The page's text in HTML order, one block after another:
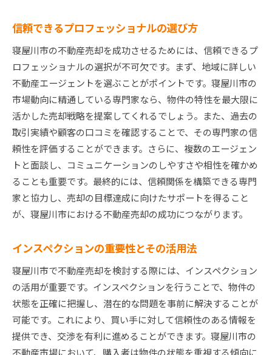
信頼できるプロフェッショナルの選び方
寝屋川市の不動産売却を成功させるためには、信頼できるプ
ロフェッショナルの選択が不可欠です。まず、地域に詳しい
不動産エージェントを選ぶことがポイントです。寝屋川市の
市場動向に精通している専門家なら、物件の特性を最大限に
活かした売却戦略を提案してくれるでしょう。また、過去の
取引実績や顧客の口コミを確認することで、その専門家の信
頼性を評価することができます。さらに、複数のエージェン
トと面談し、コミュニケーションのしやすさや相性を確かめ
ることも重要です。最終的には、信頼関係を構築できる専門
家と協力し、売却の目標達成に向けたサポートを得ること
が、寝屋川市における不動産売却の成功につながります。
インスペクションの重要性とその活用法
寝屋川市で不動産売却を検討する際には、インスペクション
の活用が重要です。インスペクションを行うことで、物件の
状態を正確に把握し、潜在的な問題を事前に解決することが
可能です。これにより、買い手に対して信頼性のある情報を
提供でき、交渉を有利に進めることができます。寝屋川市の
不動産市場において、購入者は物件の状態を重視する傾向に